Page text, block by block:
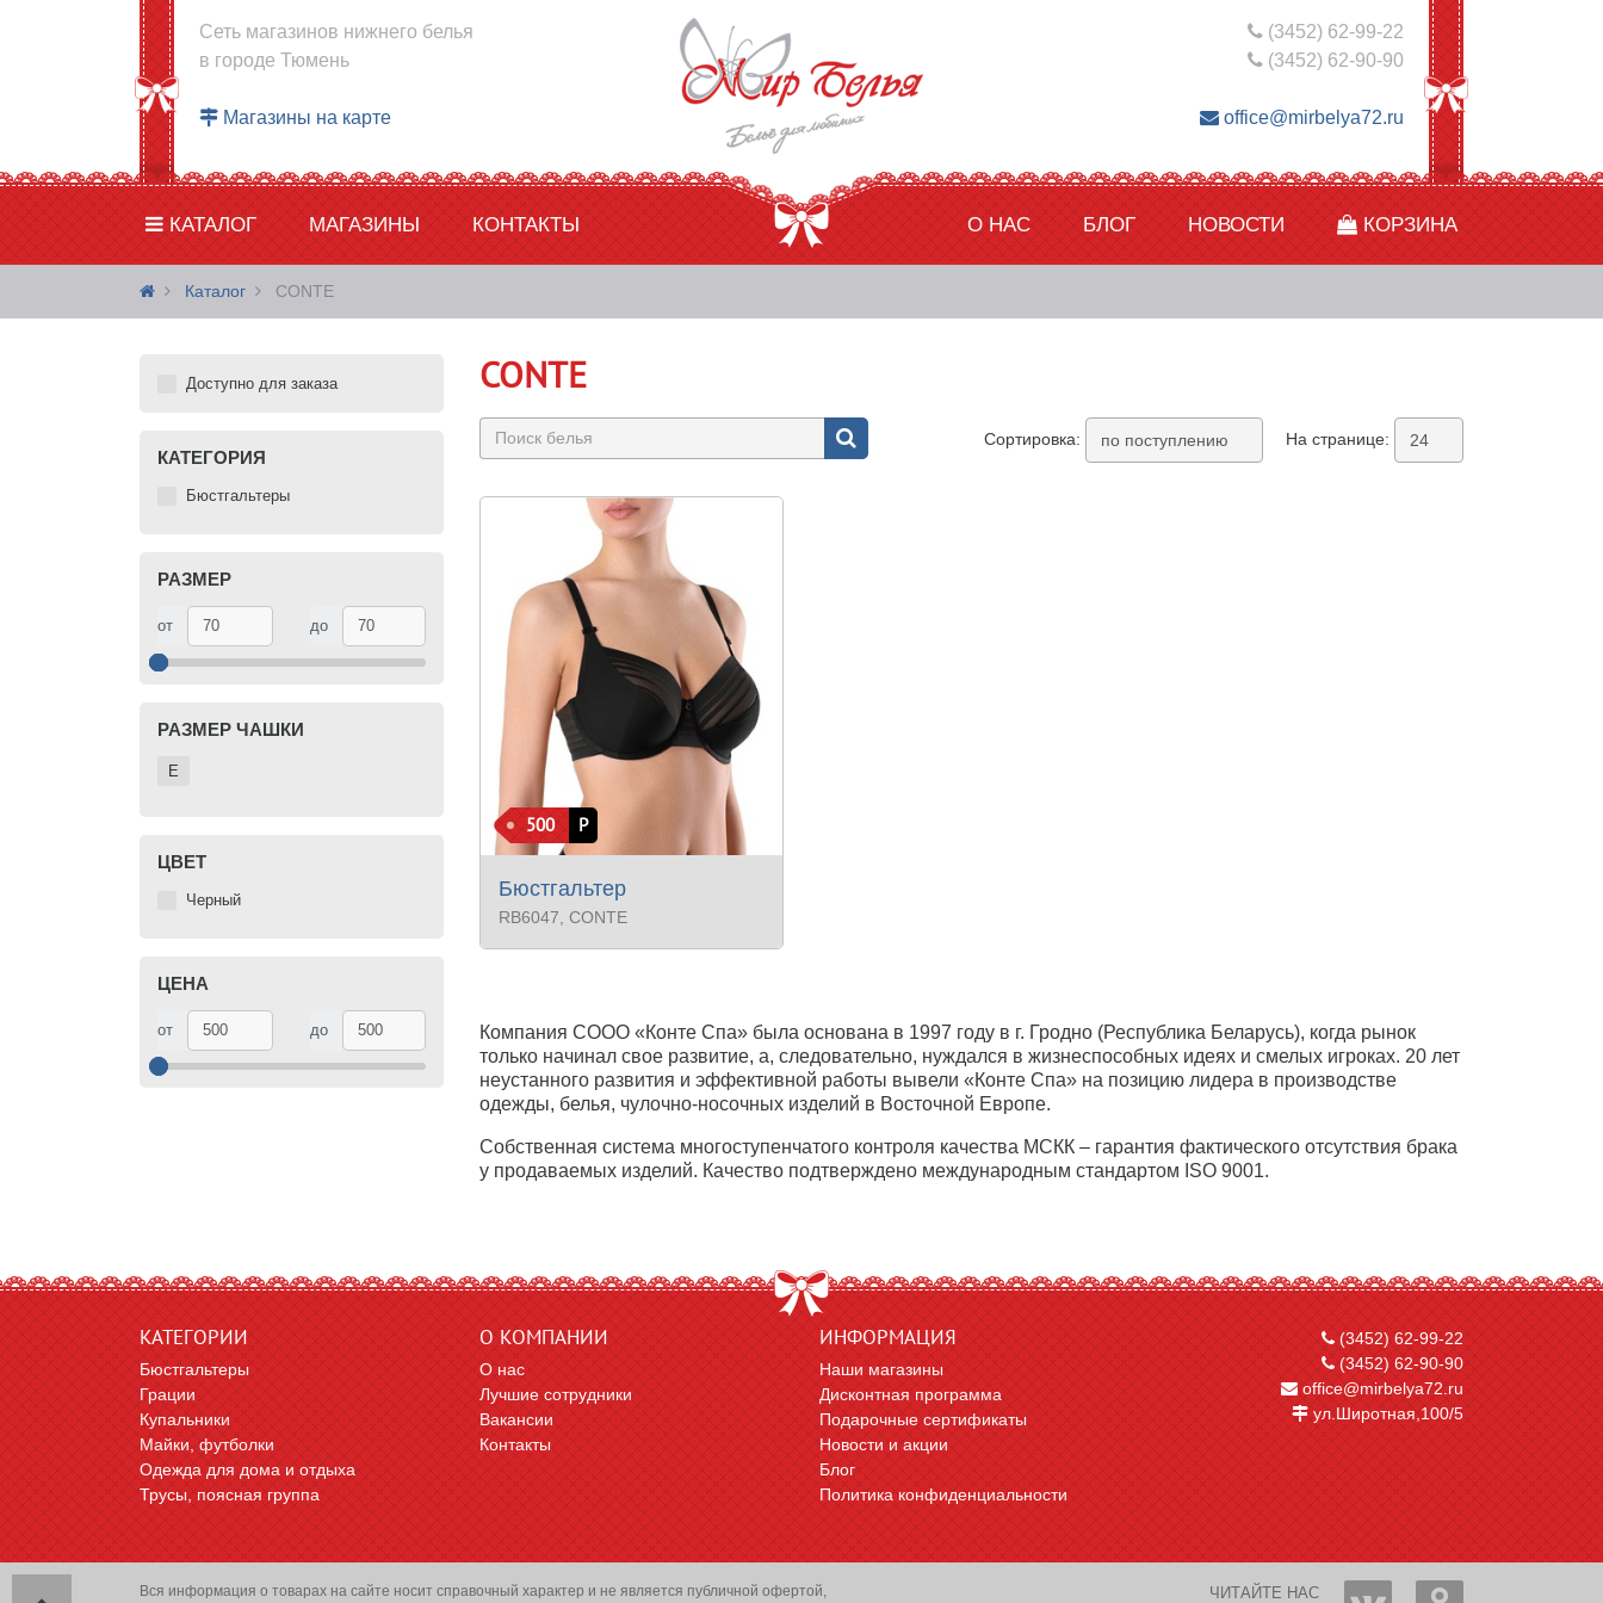
Сеть магазинов нижнего белья
в городе Тюмень
Магазины на карте
(3452) 62-99-22
(3452) 62-90-90
office@mirbelya72.ru
КАТАЛОГ МАГАЗИНЫ КОНТАКТЫ О НАС БЛОГ НОВОСТИ КОРЗИНА
Каталог CONTE
Доступно для заказа
КАТЕГОРИЯ
Бюстгальтеры
РАЗМЕР
от до
РАЗМЕР ЧАШКИ
E
ЦВЕТ
Черный
ЦЕНА
от до
CONTE
Сортировка: На странице:
500 Р
Бюстгальтер
RB6047, CONTE
Компания СООО «Конте Спа» была основана в 1997 году в г. Гродно (Республика Беларусь), когда рынок
только начинал свое развитие, а, следовательно, нуждался в жизнеспособных идеях и смелых игроках. 20 лет
неустанного развития и эффективной работы вывели «Конте Спа» на позицию лидера в производстве
одежды, белья, чулочно-носочных изделий в Восточной Европе.
Собственная система многоступенчатого контроля качества МСКК – гарантия фактического отсутствия брака
у продаваемых изделий. Качество подтверждено международным стандартом ISO 9001.
КАТЕГОРИИ
Бюстгальтеры
Грации
Купальники
Майки, футболки
Одежда для дома и отдыха
Трусы, поясная группа
О КОМПАНИИ
О нас
Лучшие сотрудники
Вакансии
Контакты
ИНФОРМАЦИЯ
Наши магазины
Дисконтная программа
Подарочные сертификаты
Новости и акции
Блог
Политика конфиденциальности
(3452) 62-99-22
(3452) 62-90-90
office@mirbelya72.ru
ул.Широтная,100/5
Вся информация о товарах на сайте носит справочный характер и не является публичной офертой, ЧИТАЙТЕ НАС